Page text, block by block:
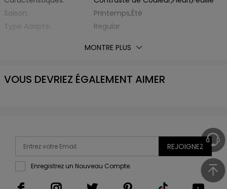
Saison:
Printemps,Été
Type Adapté:
Regular
Légèrement Elastique
Matière:
Fibre Élastique,Polyester
Liste d'emballage:
MONTRE PLUS
VOUS DEVRIEZ ÉGALEMENT AIMER
REJOIGNEZ
Enregistrez un Nouveau Compte.